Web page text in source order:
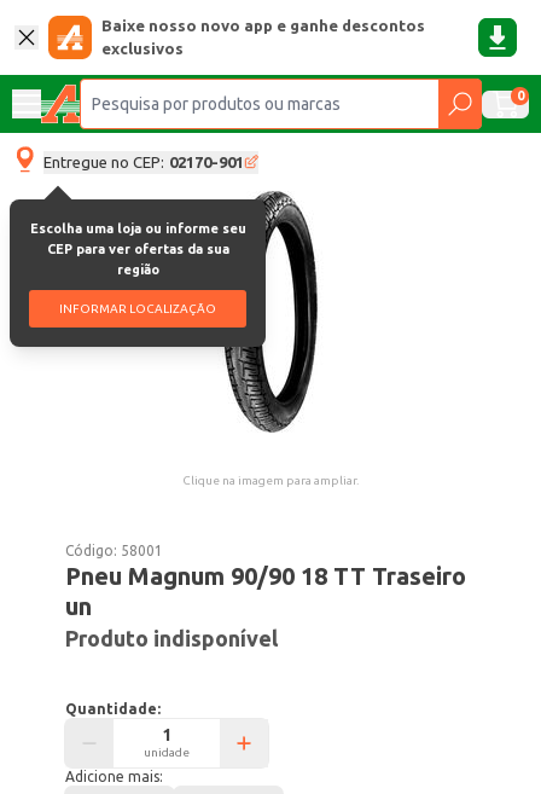
Baixe nosso novo app e ganhe descontos
exclusivos
0
Entregue no CEP: 02170-901
Escolha uma loja ou informe seu
CEP para ver ofertas da sua
região
INFORMAR LOCALIZAÇÃO
Clique na imagem para ampliar.
Código: 58001
Pneu Magnum 90/90 18 TT Traseiro
un
Produto indisponível
Quantidade:
unidade
Adicione mais: